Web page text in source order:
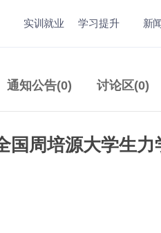
实训就业 学习提升 新
通知公告(0) 讨论区(0)
国周培源大学生